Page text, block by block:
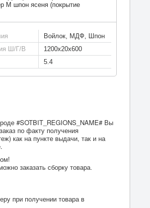
M шпон ясеня (покрытие
Войлок, МДФ, Шпон
Ш/Г/В
1200x20x600
5.4
#SOTBIT_REGIONS_NAME# Вы
по факту получения
как на пункте выдачи, так и на
заказать сборку товара.
при получении товара в